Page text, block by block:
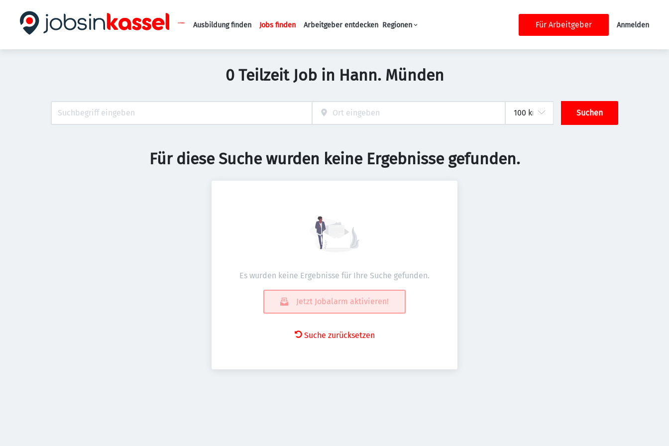
Haupt-Navigation
Ausbildung finden Jobs finden Arbeitgeber entdecken Regionen Für Arbeitgeber Anmelden
0 Teilzeit Job in Hann. Münden
Suchen
Für diese Suche wurden keine Ergebnisse gefunden.
Es wurden keine Ergebnisse für Ihre Suche gefunden.
Jetzt Jobalarm aktivieren!
Suche zurücksetzen